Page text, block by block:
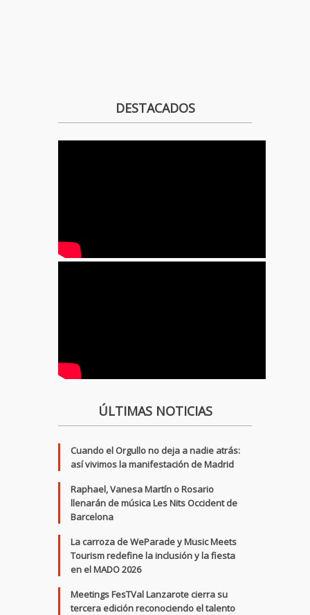
DESTACADOS
ÚLTIMAS NOTICIAS
Cuando el Orgullo no deja a nadie atrás:
así vivimos la manifestación de Madrid
Raphael, Vanesa Martín o Rosario
llenarán de música Les Nits Occident de
Barcelona
La carroza de WeParade y Music Meets
Tourism redefine la inclusión y la fiesta
en el MADO 2026
Meetings FesTVal Lanzarote cierra su
tercera edición reconociendo el talento